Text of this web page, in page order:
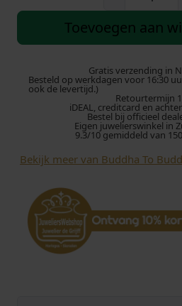
d
a
t
B
u
d
A
r
Toevoegen aan
Gratis verzending in
Besteld op werkdagen voor 16:30
ook de levertijd.)
Retourtermijn
iDEAL, creditcard en
Bestel bij officieel
Eigen juwelierswinkel in
9.3/10 gemiddeld van
Bekijk meer van Buddha To